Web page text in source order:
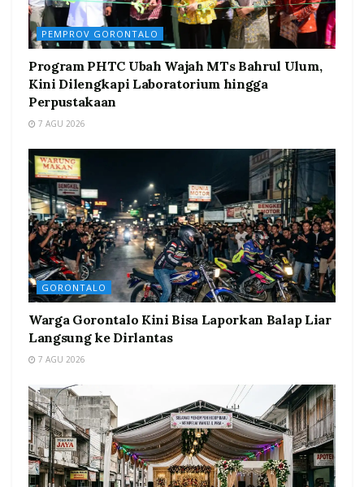
PEMPROV GORONTALO
Program PHTC Ubah Wajah MTs Bahrul Ulum,
Kini Dilengkapi Laboratorium hingga
Perpustakaan
7 AGU 2026
GORONTALO
Warga Gorontalo Kini Bisa Laporkan Balap Liar
Langsung ke Dirlantas
7 AGU 2026